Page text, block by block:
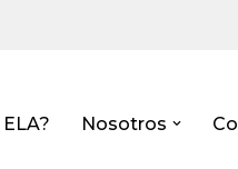
Nosotros